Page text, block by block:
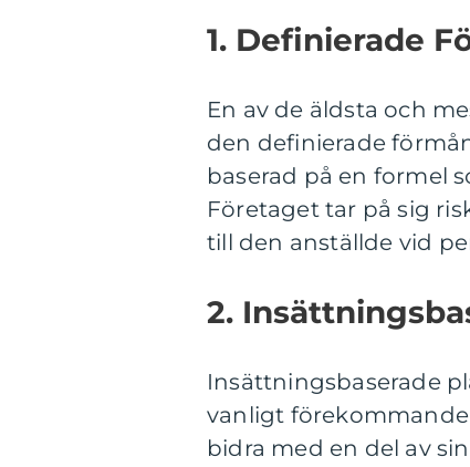
1. Definierade
En av de äldsta och
den definierade
baserad på en formel
Företaget tar på sig
till den anställde vid
2.
Insättningsbaserade
vanligt
bidra med en del av